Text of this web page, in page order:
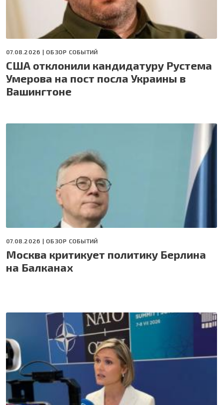
07.08.2026 | ОБЗОР СОБЫТИЙ
США отклонили кандидатуру Рустема
Умерова на пост посла Украины в
Вашингтоне
07.08.2026 | ОБЗОР СОБЫТИЙ
Москва критикует политику Берлина
на Балканах